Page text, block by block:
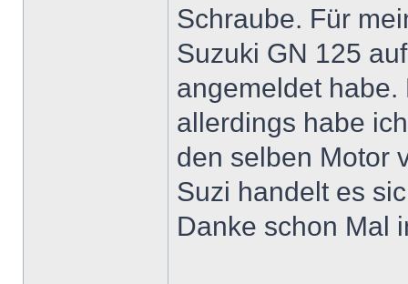
Schraube. Für
Suzuki GN 125
angemeldet
allerdings habe
den selben Motor
Suzi handelt es
Danke schon Mal